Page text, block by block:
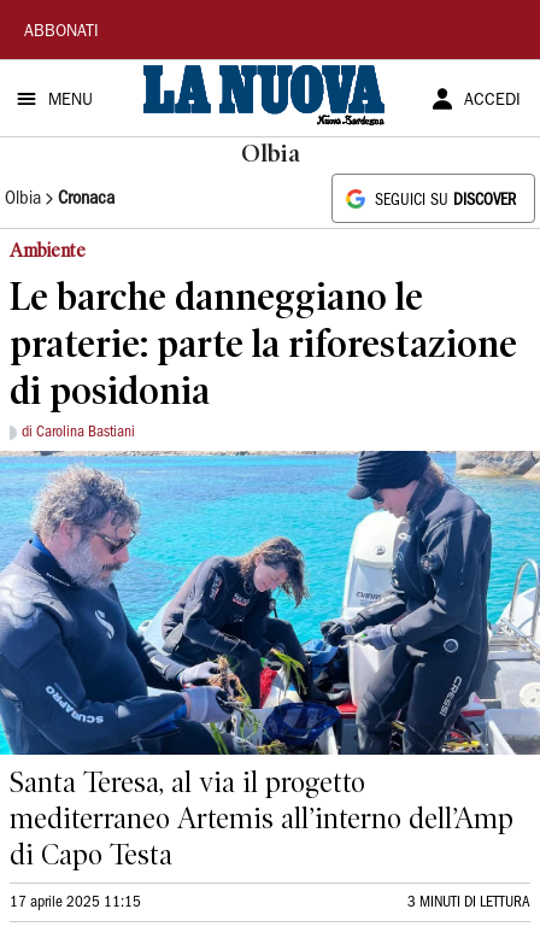
La
Nuova
Sardegna
ABBONATI
MENU ACCEDI
Olbia
Olbia Cronaca SEGUICI SU DISCOVER
Ambiente
Le barche danneggiano le
praterie: parte la riforestazione
di posidonia
di Carolina Bastiani
Santa Teresa, al via il progetto
mediterraneo Artemis all’interno dell’Amp
di Capo Testa
17 aprile 2025 11:15 3 MINUTI DI LETTURA